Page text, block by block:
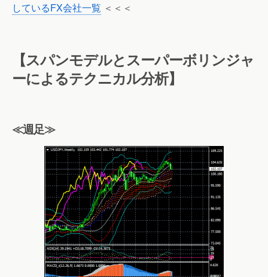
しているFX会社一覧 ＜＜＜
【スパンモデルとスーパーボリンジャ
ーによるテクニカル分析】
≪週足≫